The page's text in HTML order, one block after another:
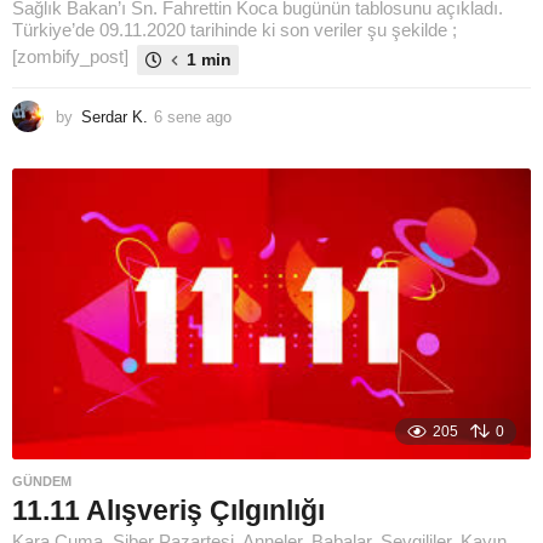
Sağlık Bakan’ı Sn. Fahrettin Koca bugünün tablosunu açıkladı.
Türkiye’de 09.11.2020 tarihinde ki son veriler şu şekilde ;
[zombify_post]
1 min
by Serdar K. 6 sene ago
g
o
205 0
GÜNDEM
11.11 Alışveriş Çılgınlığı